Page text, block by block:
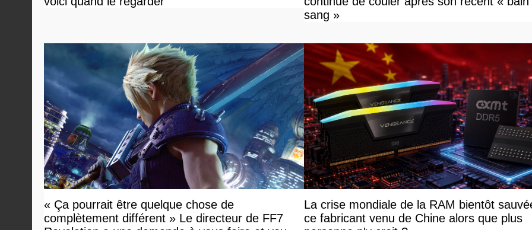
sang »
« Ça pourrait être quelque chose de
complètement différent » Le directeur de FF7
La crise mondiale de la RAM bientôt
ce fabricant venu de Chine alors que plus